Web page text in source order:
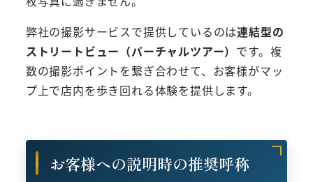
弊社の撮影サービスで提供しているのは連結型の
ストリートビュー（バーチャルツアー） です。複
数の撮影ポイントを繋ぎ合わせて、お客様がマッ
プ上で店内を歩き回れる体験を提供します。
お客様への説明時の推奨呼称